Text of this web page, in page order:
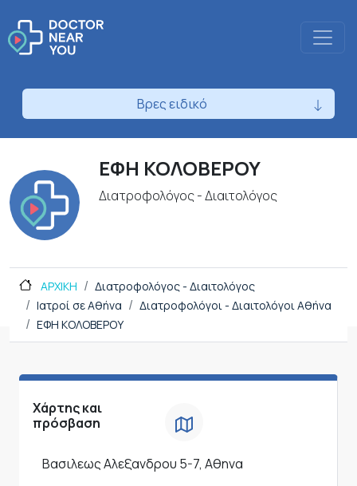
Βρες ειδικό
ΕΦΗ ΚΟΛΟΒΕΡΟΥ
Διατροφολόγος - Διαιτολόγος
ΑΡΧΙΚΗ
Διατροφολόγος - Διαιτολόγος
Ιατροί σε Αθήνα
Διατροφολόγοι - Διαιτολόγοι Αθήνα
ΕΦΗ ΚΟΛΟΒΕΡΟΥ
Χάρτης και
πρόσβαση
Βασιλεως Αλεξανδρου 5-7, Αθηνα